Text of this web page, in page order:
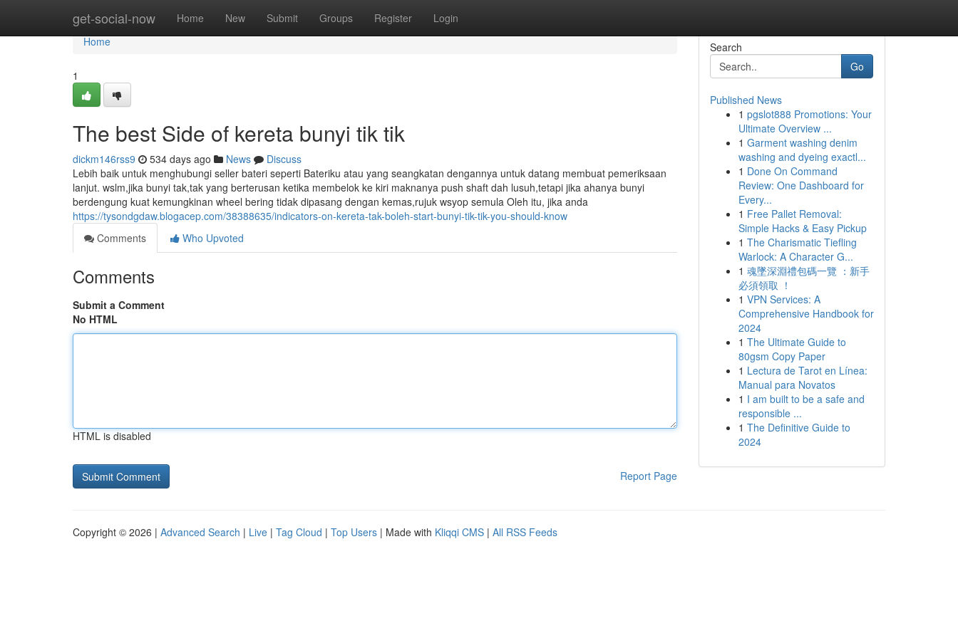
get-social-now Home New Submit Groups Register Login
Home
Home
1
The best Side of kereta bunyi tik tik
dickm146rss9 534 days ago News
Discuss
Lebih baik untuk menghubungi seller bateri seperti Bateriku atau yang seangkatan dengannya untuk datang membuat pemeriksaan
lanjut. wslm,jika bunyi tak,tak yang berterusan ketika membelok ke kiri maknanya push shaft dah lusuh,tetapi jika ahanya bunyi
berdengung kuat kemungkinan wheel bering tidak dipasang dengan kemas,rujuk wsyop semula Oleh itu, jika anda
https://tysondgdaw.blogacep.com/38388635/indicators-on-kereta-tak-boleh-start-bunyi-tik-tik-you-should-know
Comments
Who Upvoted
Comments
Submit a Comment
No HTML
HTML is disabled
Report Page
Search
Go
Published News
1 pgslot888 Promotions: Your
Ultimate Overview ...
1 Garment washing denim
washing and dyeing exactl...
1 Done On Command
Review: One Dashboard for
Every...
1 Free Pallet Removal:
Simple Hacks & Easy Pickup
1 The Charismatic Tiefling
Warlock: A Character G...
1 魂墜深淵禮包碼一覽 ：新手
必須領取 ！
1 VPN Services: A
Comprehensive Handbook for
2024
1 The Ultimate Guide to
80gsm Copy Paper
1 Lectura de Tarot en Línea:
Manual para Novatos
1 I am built to be a safe and
responsible ...
1 The Definitive Guide to
2024
Copyright © 2026 | Advanced Search | Live | Tag Cloud | Top Users | Made with Kliqqi CMS | All RSS Feeds